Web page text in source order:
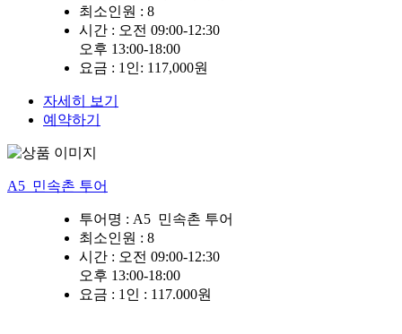
최소인원 : 8
시간 : 오전 09:00-12:30
오후 13:00-18:00
요금 : 1인: 117,000원
자세히 보기
예약하기
A5 민속촌 투어
투어명 : A5 민속촌 투어
최소인원 : 8
시간 : 오전 09:00-12:30
오후 13:00-18:00
요금 : 1인 : 117.000원